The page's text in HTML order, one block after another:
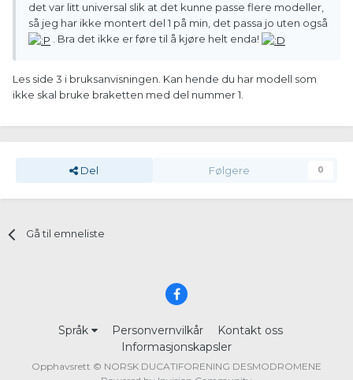
det var litt universal slik at det kunne passe flere modeller,
så jeg har ikke montert del 1 på min, det passa jo uten også
. Bra det ikke er føre til å kjøre helt enda!
Les side 3 i bruksanvisningen. Kan hende du har modell som
ikke skal bruke braketten med del nummer 1.
Del Følgere 0
Gå til emneliste
Språk Personvernvilkår
Kontakt oss
Informasjonskapsler
Opphavsrett © NORSK DUCATIFORENING DESMODROMENE